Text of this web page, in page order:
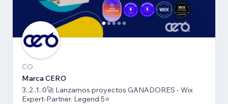
CO
Marca CERO
3..2..1..0🚀 Lanzamos proyectos GANADORES - Wix
Expert-Partner. Legend 5⭐️